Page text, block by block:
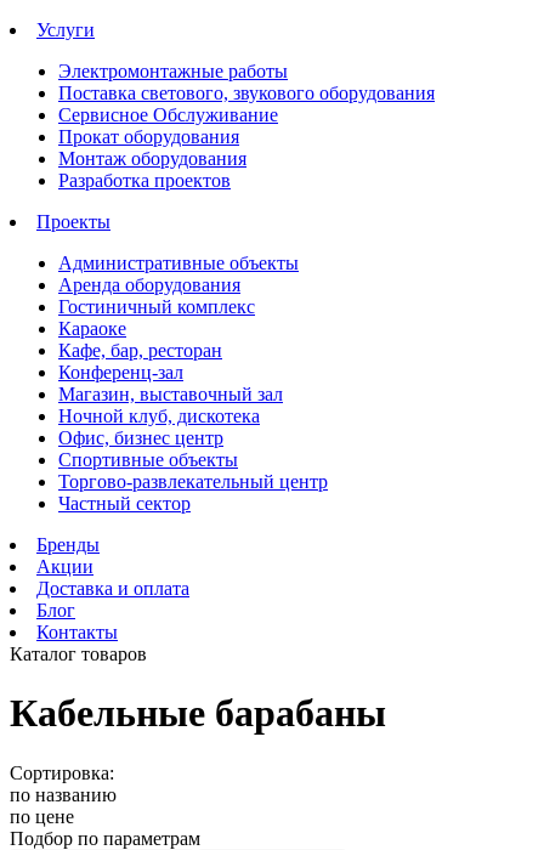
Услуги
Электромонтажные работы
Поставка светового, звукового оборудования
Сервисное Обслуживание
Прокат оборудования
Монтаж оборудования
Разработка проектов
Проекты
Административные объекты
Аренда оборудования
Гостиничный комплекс
Караоке
Кафе, бар, ресторан
Конференц-зал
Магазин, выставочный зал
Ночной клуб, дискотека
Офис, бизнес центр
Спортивные объекты
Торгово-развлекательный центр
Частный сектор
Бренды
Акции
Доставка и оплата
Блог
Контакты
Каталог товаров
Кабельные барабаны
Сортировка:
по названию
по цене
Подбор по параметрам